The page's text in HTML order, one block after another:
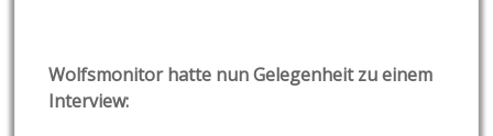
Wolfsmonitor hatte nun Gelegenheit zu einem
Interview: